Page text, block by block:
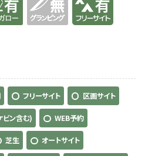
フリーサイト 区画サイト
ビン含む) WEB予約
芝生 オートサイト